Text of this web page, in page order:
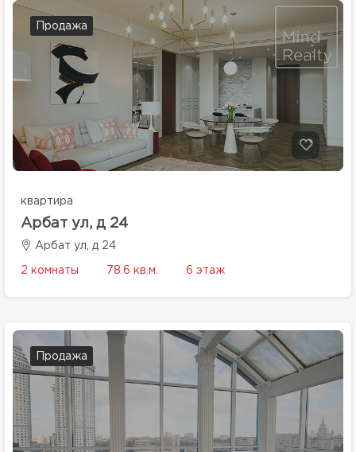
Продажа
квартира
Арбат ул, д 24
Арбат ул, д 24
2 комнаты 78.6 кв.м. 6 этаж
Продажа